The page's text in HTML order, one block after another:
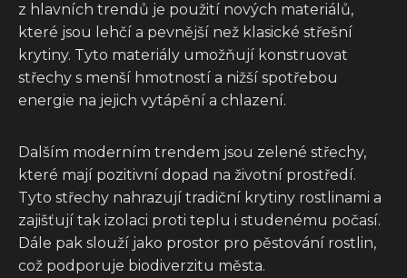
z hlavních trendů je použití nových materiálů,
které jsou lehčí a pevnější než klasické střešní
krytiny. Tyto materiály umožňují konstruovat
střechy s menší hmotností a nižší spotřebou
energie na jejich vytápění a chlazení.
Dalším moderním trendem jsou zelené střechy,
které mají pozitivní dopad na životní prostředí.
Tyto střechy nahrazují tradiční krytiny rostlinami a
zajišťují tak izolaci proti teplu i studenému počasí.
Dále pak slouží jako prostor pro pěstování rostlin,
což podporuje biodiverzitu města.